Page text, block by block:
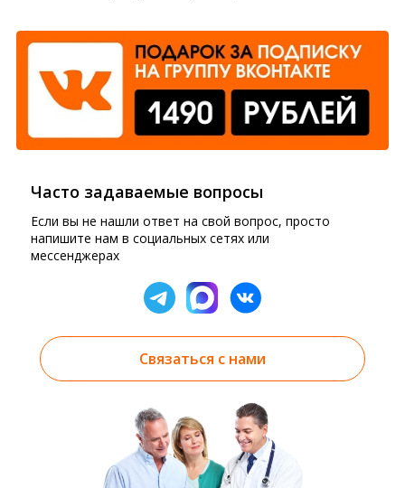
Часто задаваемые вопросы
Если вы не нашли ответ на свой вопрос, просто
напишите нам в социальных сетях или
мессенджерах
Связаться с нами